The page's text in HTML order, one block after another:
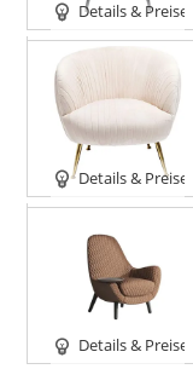
Details & Preise
Details & Preise
Details & Preise